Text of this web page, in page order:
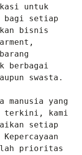
untuk
bagi setiap
bisnis
berbagai
swasta.
manusia yang
terkini, kami
setiap
prioritas